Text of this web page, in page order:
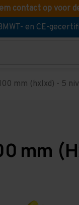
contact op voor
en CE-
mm (hxlxd) - 5
mm